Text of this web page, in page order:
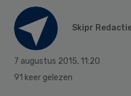
Skipr
7 augustus 2015, 11:20
91 keer gelezen